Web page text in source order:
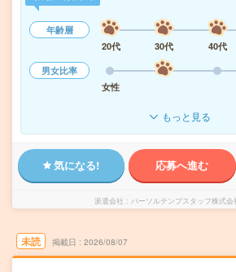
年齢層
20代
30代 40代
男女比率
女性
もっと見る
気になる! 応募へ進む
派遣会社 パーソルテンプスタッフ株式
未読 掲載日 2026/08/07